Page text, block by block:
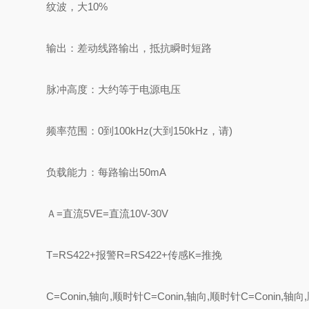
纹波，大10%
输出：差动线路输出，抵抗瞬时短路
脉冲高度：大约等于电源电压
频率范围：0到100kHz(大到150kHz，请)
负载能力：每路输出50mA
Ａ=直流5VE=直流10V-30V
T=RS422+报警R=RS422+传感K=推挽
C=Conin,轴向,顺时针C=Conin,轴向,顺时针C=Conin,轴向